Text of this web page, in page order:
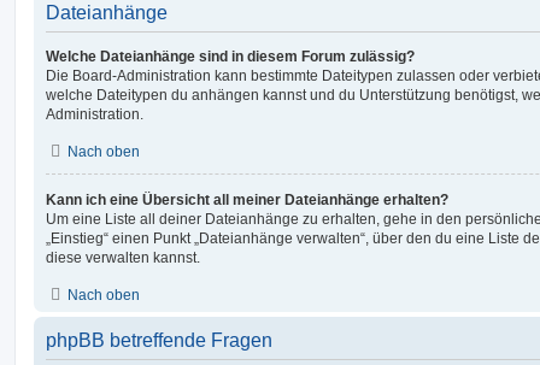
Dateianhänge
Welche Dateianhänge sind in diesem Forum zulässig?
Die Board-Administration kann bestimmte Dateitypen zulassen oder
welche Dateitypen du anhängen kannst und du Unterstützung benötigst,
Administration.
Nach oben
Kann ich eine Übersicht all meiner Dateianhänge erhalten?
Um eine Liste all deiner Dateianhänge zu erhalten, gehe in den
„Einstieg“ einen Punkt „Dateianhänge verwalten“, über den du eine Liste
diese verwalten kannst.
Nach oben
phpBB betreffende Fragen